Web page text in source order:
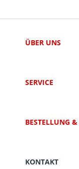
ÜBER UNS
SERVICE
BESTELLUNG
KONTAKT